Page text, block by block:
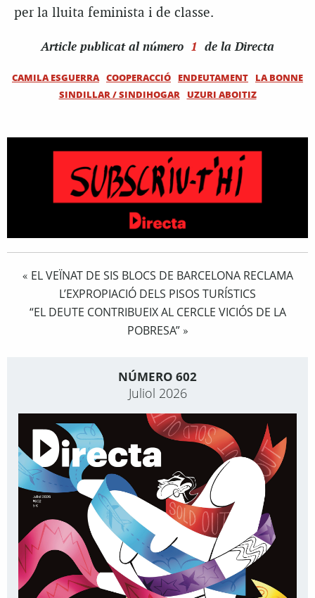
per la lluita feminista i de classe.
Article publicat al número 1 de la Directa
CAMILA ESGUERRA COOPERACCIÓ ENDEUTAMENT
LA BONNE
SINDILLAR / SINDIHOGAR
UZURI ABOITIZ
« EL VEÏNAT DE SIS BLOCS DE BARCELONA RECLAMA
L’EXPROPIACIÓ DELS PISOS TURÍSTICS
“EL DEUTE CONTRIBUEIX AL CERCLE VICIÓS DE LA
POBRESA”»
NÚMERO 602
Juliol 2026